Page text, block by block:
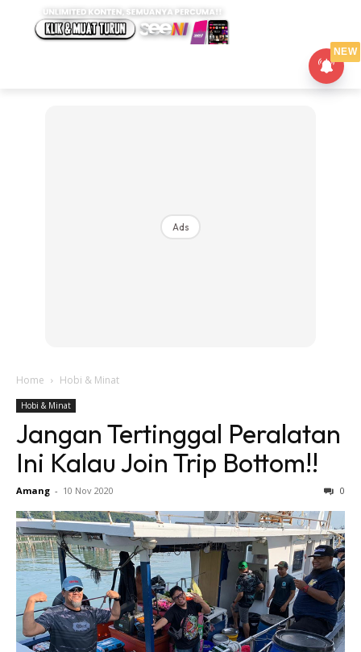
Ads
Home Hobi & Minat
Hobi & Minat
Jangan Tertinggal Peralatan
Ini Kalau Join Trip Bottom!!
Amang - 10 Nov 2020 0
NEW